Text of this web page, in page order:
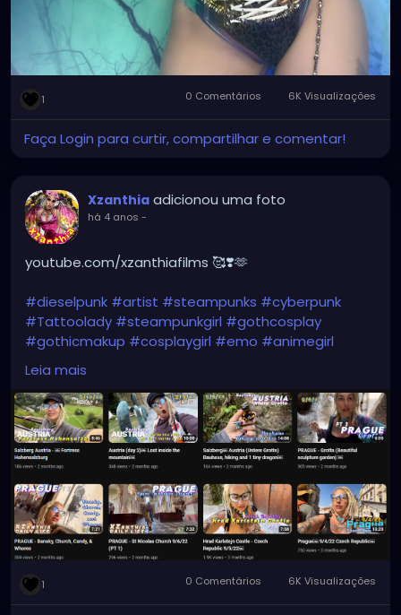
1 0 Comentários 6K Visualizações
Faça Login para curtir, compartilhar e comentar!
Xzanthia adicionou uma foto
há 4 anos -
youtube.com/xzanthiafilms 🥰❣️🫶
#dieselpunk #artist #steampunks #cyberpunk
#Tattoolady #steampunkgirl #gothcosplay
#gothicmakup #cosplaygirl #emo #animegirl
#metal
Leia mais
1 0 Comentários 6K Visualizações